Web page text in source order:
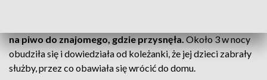
na piwo do znajomego, gdzie przysnęła.Około 3 w nocy
obudziła się i dowiedziała od koleżanki, że jej dzieci zabrały
służby, przez co obawiała się wrócić do domu.